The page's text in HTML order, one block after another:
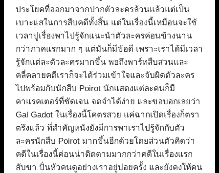
ประโยคที่ออกมาจากปากตัวละครล้วนแล้วแต่เป็น
เบาะแสในการสืบคดีทั้งสิ้น แต่ในเรื่องนี้เหมือนจะใช้
เวลาปูเรื่องพาไปรู้จักแนะนำตัวละครค่อนข้างนาน
กว่าภาคแรกมาก ๆ แต่มันก็มีข้อดี เพราะเราได้มีเวลา
รู้จักแต่ละตัวละครมากขึ้น พอถึงพาร์ทสืบสวนและ
คลี่คลายคดีเราก็จะได้ร่วมเข้าใจและจับผิดตัวละคร
ไปพร้อมกับนักสืบ Poirot นักแสดงแต่ละคนก็มี
คาแรคเตอร์ที่ชัดเจน จดจำได้ง่าย และขอบอกเลยว่า
Gal Gadot ในเรื่องนี้โคตรสวย แค่ฉากเปิดเรื่องก็ตรา
ตรึงแล้ว ที่สำคัญหนังยังมีการพาเราไปรู้จักกับตัว
ละครนักสืบ Poirot มากขึ้นอีกด้วยโดยส่วนตัวคิดว่า
คดีในเรื่องนี้ค่อนน่าติดตามมากกว่าคดีในเรื่องแรก
สับขา ปั่นหัวคนดูอย่างเราอยู่บ่อยครั้ง และยังคงให้คน